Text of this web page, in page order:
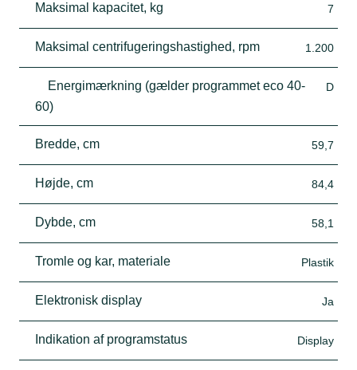
Maksimal kapacitet, kg 7
Maksimal centrifugeringshastighed, rpm 1.200
Energimærkning (gælder programmet eco 40-
60)
D
Bredde, cm 59,7
Højde, cm 84,4
Dybde, cm 58,1
Tromle og kar, materiale Plastik
Elektronisk display Ja
Indikation af programstatus Display